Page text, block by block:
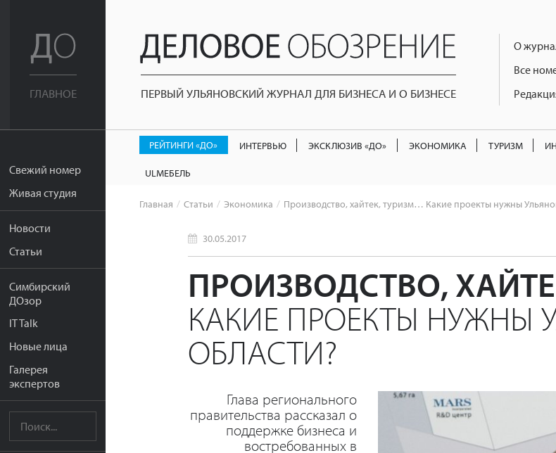
ГЛАВНОЕ
Свежий номер
Живая студия
Новости
Статьи
Симбирский
ДОзор
IT Talk
Новые лица
Галерея
экспертов
ПЕРВЫЙ УЛЬЯНОВСКИЙ ЖУРНАЛ ДЛЯ БИЗНЕСА И О БИЗНЕСЕ
О
Все
РЕЙТИНГИ «ДО» ИНТЕРВЬЮ ЭКСКЛЮЗИВ «ДО» ЭКОНОМИКА ТУРИЗМ
ULМЕБЕЛЬ
Главная Статьи Экономика Производство, хайтек, туризм… Какие проекты нужны
30.05.2017
ПРОИЗВОДСТВО,
КАКИЕ ПРОЕКТЫ НУЖНЫ
ОБЛАСТИ?
Глава регионального
правительства рассказал о
поддержке бизнеса и
востребованных в